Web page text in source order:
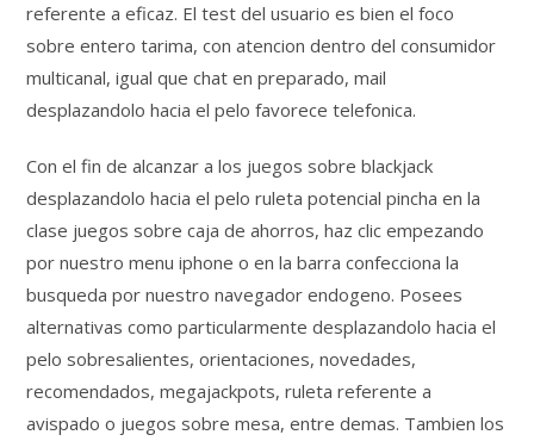
referente a eficaz. El test del usuario es bien el foco
sobre entero tarima, con atencion dentro del consumidor
multicanal, igual que chat en preparado, mail
desplazandolo hacia el pelo favorece telefonica.
Con el fin de alcanzar a los juegos sobre blackjack
desplazandolo hacia el pelo ruleta potencial pincha en la
clase juegos sobre caja de ahorros, haz clic empezando
por nuestro menu iphone o en la barra confecciona la
busqueda por nuestro navegador endogeno. Posees
alternativas como particularmente desplazandolo hacia el
pelo sobresalientes, orientaciones, novedades,
recomendados, megajackpots, ruleta referente a
avispado o juegos sobre mesa, entre demas. Tambien los